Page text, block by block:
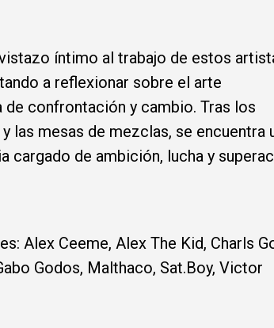
íntimo al trabajo de estos
a reflexionar sobre el arte
confrontación y cambio. Tras los
las mesas de mezclas, se encuentra
cargado de ambición, lucha y
Alex Ceeme, Alex The Kid, Charls
Godos, Malthaco, Sat.Boy, Victor